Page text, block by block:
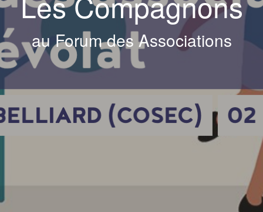
au Forum des Associations